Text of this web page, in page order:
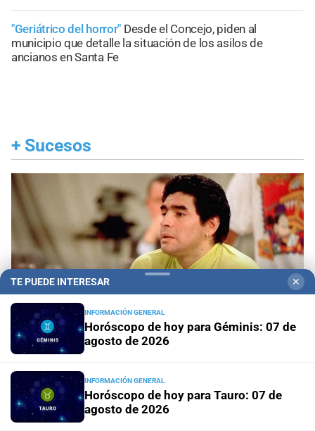
"Geriátrico del horror" Desde el Concejo, piden al
municipio que detalle la situación de los asilos de
ancianos en Santa Fe
+ Sucesos
Juicio oral
Declaración clave: el enfermero
aseguró que Maradona “fue al baño” la noche
anterior a su muerte
TE PUEDE INTERESAR ✕
INFORMACIÓN GENERAL
Horóscopo de hoy para Géminis: 07 de
agosto de 2026
INFORMACIÓN GENERAL
Horóscopo de hoy para Tauro: 07 de
agosto de 2026